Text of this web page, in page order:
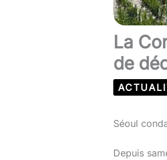
La
de
Séoul
Depuis